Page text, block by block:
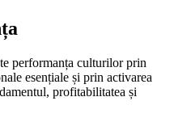
performanța culturilor prin
esențiale și prin activarea
profitabilitatea și